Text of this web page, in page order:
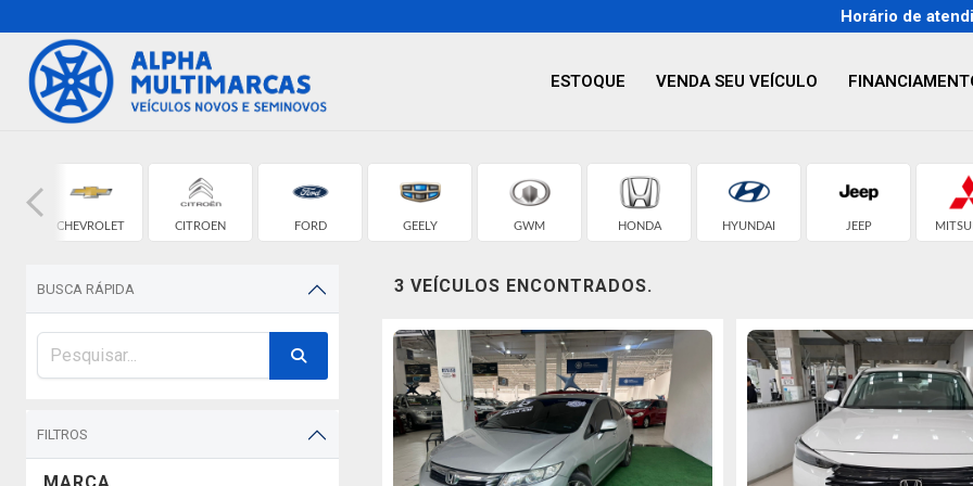
Horário de
ESTOQUE VENDA SEU VEÍCULO
CHEVROLET CITROEN FORD GEELY GWM HONDA HYUNDAI JEEP
BUSCA RÁPIDA
FILTROS
3 VEÍCULOS ENCONTRADOS.